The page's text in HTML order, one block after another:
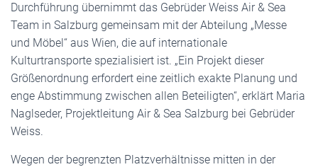
Durchführung übernimmt das Gebrüder Weiss Air & Sea
Team in Salzburg gemeinsam mit der Abteilung „Messe
und Möbel“ aus Wien, die auf internationale
Kulturtransporte spezialisiert ist. „Ein Projekt dieser
Größenordnung erfordert eine zeitlich exakte Planung und
enge Abstimmung zwischen allen Beteiligten“, erklärt Maria
Naglseder, Projektleitung Air & Sea Salzburg bei Gebrüder
Weiss.
Wegen der begrenzten Platzverhältnisse mitten in der